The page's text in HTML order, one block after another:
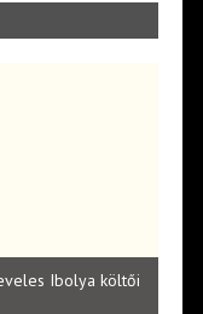
Ibolya költői